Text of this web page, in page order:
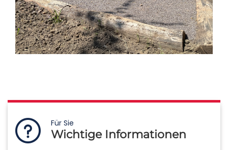
Für Sie
Wichtige Informationen